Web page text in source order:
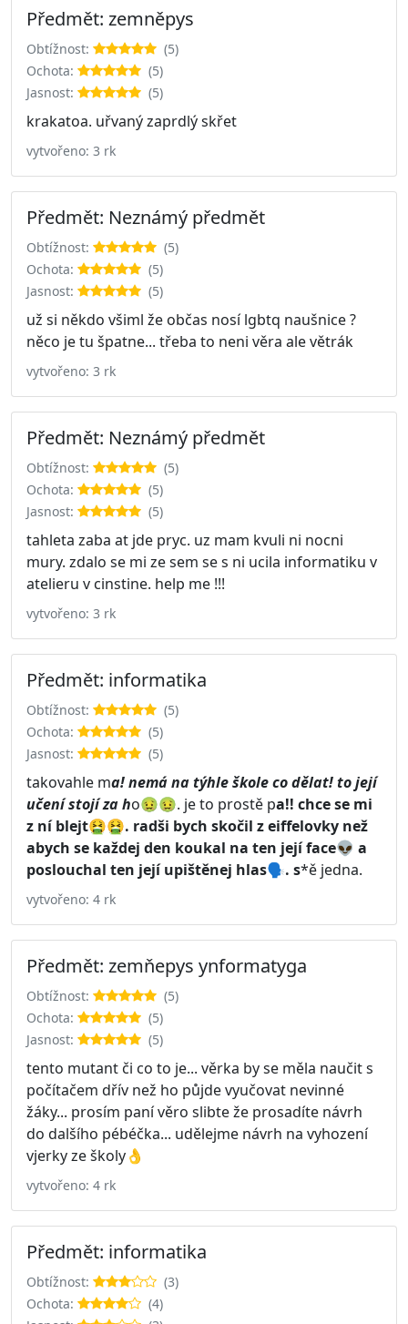
Předmět: zemněpys
Obtížnost:
(5)
Ochota:
(5)
Jasnost:
(5)
krakatoa. uřvaný zaprdlý skřet
vytvořeno: 3 rk
Předmět: Neznámý předmět
Obtížnost:
(5)
Ochota:
(5)
Jasnost:
(5)
už si někdo všiml že občas nosí lgbtq naušnice ?
něco je tu špatne... třeba to neni věra ale větrák
vytvořeno: 3 rk
Předmět: Neznámý předmět
Obtížnost:
(5)
Ochota:
(5)
Jasnost:
(5)
tahleta zaba at jde pryc. uz mam kvuli ni nocni
mury. zdalo se mi ze sem se s ni ucila informatiku v
atelieru v cinstine. help me !!!
vytvořeno: 3 rk
Předmět: informatika
Obtížnost:
(5)
Ochota:
(5)
Jasnost:
(5)
takovahle ma! nemá na týhle škole co dělat! to její
učení stojí za ho🤢🤢. je to prostě pa!! chce se mi
z ní blejt🤮🤮. radši bych skočil z eiffelovky než
abych se každej den koukal na ten její face👽 a
poslouchal ten její upištěnej hlas🗣. s*ě jedna.
vytvořeno: 4 rk
Předmět: zemňepys ynformatyga
Obtížnost:
(5)
Ochota:
(5)
Jasnost:
(5)
tento mutant či co to je... věrka by se měla naučit s
počítačem dřív než ho půjde vyučovat nevinné
žáky... prosím paní věro slibte že prosadíte návrh
do dalšího pébéčka... udělejme návrh na vyhození
vjerky ze školy👌
vytvořeno: 4 rk
Předmět: informatika
Obtížnost:
(3)
Ochota:
(4)